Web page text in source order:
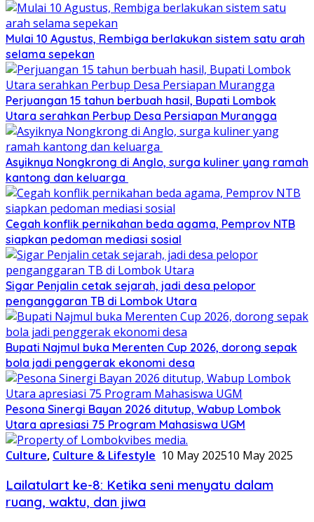
Mulai 10 Agustus, Rembiga berlakukan sistem satu arah
selama sepekan
Perjuangan 15 tahun berbuah hasil, Bupati Lombok
Utara serahkan Perbup Desa Persiapan Murangga
Asyiknya Nongkrong di Anglo, surga kuliner yang ramah
kantong dan keluarga
Cegah konflik pernikahan beda agama, Pemprov NTB
siapkan pedoman mediasi sosial
Sigar Penjalin cetak sejarah, jadi desa pelopor
penganggaran TB di Lombok Utara
Bupati Najmul buka Merenten Cup 2026, dorong sepak
bola jadi penggerak ekonomi desa
Pesona Sinergi Bayan 2026 ditutup, Wabup Lombok
Utara apresiasi 75 Program Mahasiswa UGM
Culture, Culture & Lifestyle 10 May 202510 May 2025
Lailatulart ke-8: Ketika seni menyatu dalam
ruang, waktu, dan jiwa